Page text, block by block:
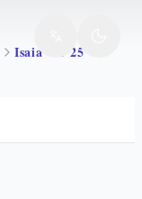
Isaia 7 1 25